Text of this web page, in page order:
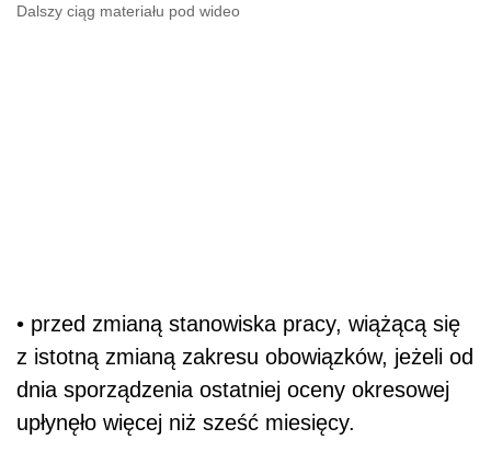
Dalszy ciąg materiału pod wideo
• przed zmianą stanowiska pracy, wiążącą się
z istotną zmianą zakresu obowiązków, jeżeli od
dnia sporządzenia ostatniej oceny okresowej
upłynęło więcej niż sześć miesięcy.